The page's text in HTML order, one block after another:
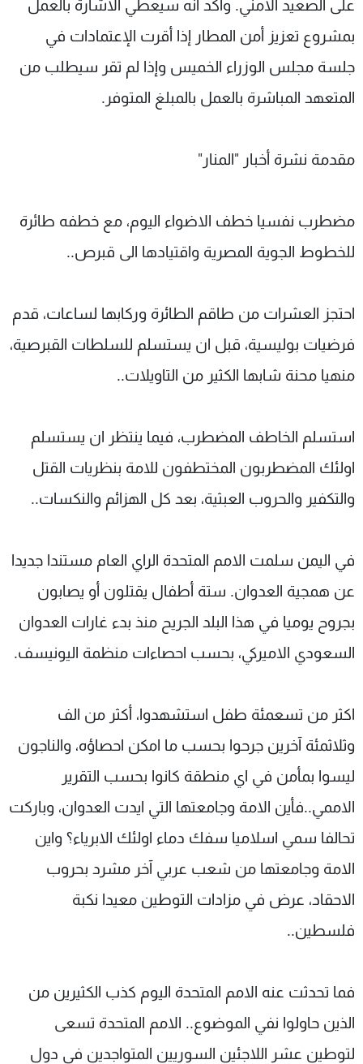
على الصعيد الامني. واكد انه سيعطي الاشارة بالعمل
بمشروع تعزيز أمن المطار إذا أقرت الإعتمادات في
جلسة مجلس الوزراء الخميس وإذا لم تقر سيطلب من
المتعهد المباشرة بالعمل بالمبلغ المتوفر.
مقدمة نشرة أخبار "المنار"
مضطرب نفسيا خطف الاضواء اليوم، مع خطفه طائرة
للخطوط الجوية المصرية واقتيادها الى قبرص..
احتجز العشرات من طاقم الطائرة وركابها لساعات، قدم
فرضيات بوليسية، قبل ان يستسلم للسلطات القبرصية،
منهيا محنة شابها الكثير من التاويلات..
استسلم الخاطف المضطرب، فيما ينتظر ان يستسلم
اولئك المضطربون المختطفون للامة بنظريات القتل
والتكفير والحروب العبثية، بعد كل الهزائم والنكسات..
في اليمن سلمت الامم المتحدة الراي العام مستندا جديدا
عن همجية العدوان. ستة أطفال يقتلون أو يصابون
بجروح يوميا في هذا البلد الجريح منذ بدء غارات العدوان
السعودي الاميركي، بحسب احصاءات منظمة اليونيسف.
اكثر من تسعمئة طفل استشهدوا، أكثر من الف
وثلاثمئة آخرين جرحوا بحسب ما امكن احصاؤه، والناجون
ليسوا بمأمن في اي منطقة كانوا بحسب التقرير
الاممي..فأين الامة وجامعتها التي ايدت العدوان، وباركت
تحالفا سمي اسلاميا سفك دماء اولئك الابرياء؟ واين
الامة وجامعتها من شعب عربي آخر مشرد بحروب
الاحقاد، عرض في مزادات التوطين معيدا نكبة
فلسطين..
فما تحدثت عنه الامم المتحدة اليوم كذب الكثيرين من
الذين حاولوا نفي الموضوع.. الامم المتحدة تسعى
لتوطين عشر اللاجئين السوريين المتواجدين في دول